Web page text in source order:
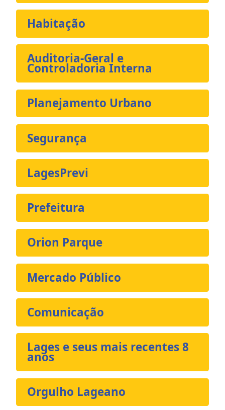
Habitação
Auditoria-Geral e
Controladoria Interna
Planejamento Urbano
Segurança
LagesPrevi
Prefeitura
Orion Parque
Mercado Público
Comunicação
Lages e seus mais recentes 8
anos
Orgulho Lageano